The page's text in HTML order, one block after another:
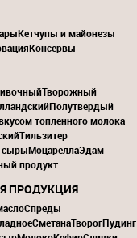
Кетчупы и майонезы
Консервы
Творожный
Полутвердый
топленного молока
Тильзитер
сырыМоцареллаЭдам
продукт
ПРОДУКЦИЯ
Спреды
СметанаТворогПудинг